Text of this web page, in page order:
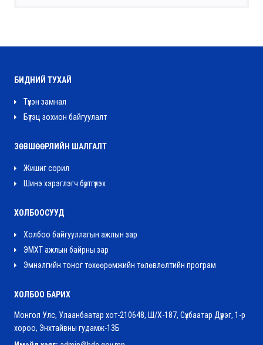
БИДНИЙ ТУХАЙ
Түүхэн замнал
Бүтэц зохион байгуулалт
ЗӨВШӨӨРЛИЙН ШАЛГАЛТ
Жишиг сорил
Шинэ хэрэглэгч бүртгүүлэх
ХОЛБООСУУД
Холбоо байгууллагын ажлын зар
ЭМХТ ажлын байрны зар
Эмнэлгийн тоног төхөөрөмжийн төлөвлөлтийн програм
ХОЛБОО БАРИХ
Монгол Улс, Улаанбаатар хот-210648, Ш/Х-187, Сүхбаатар Дүүрэг, 1-р
хороо, Энхтайвны гудамж-13Б